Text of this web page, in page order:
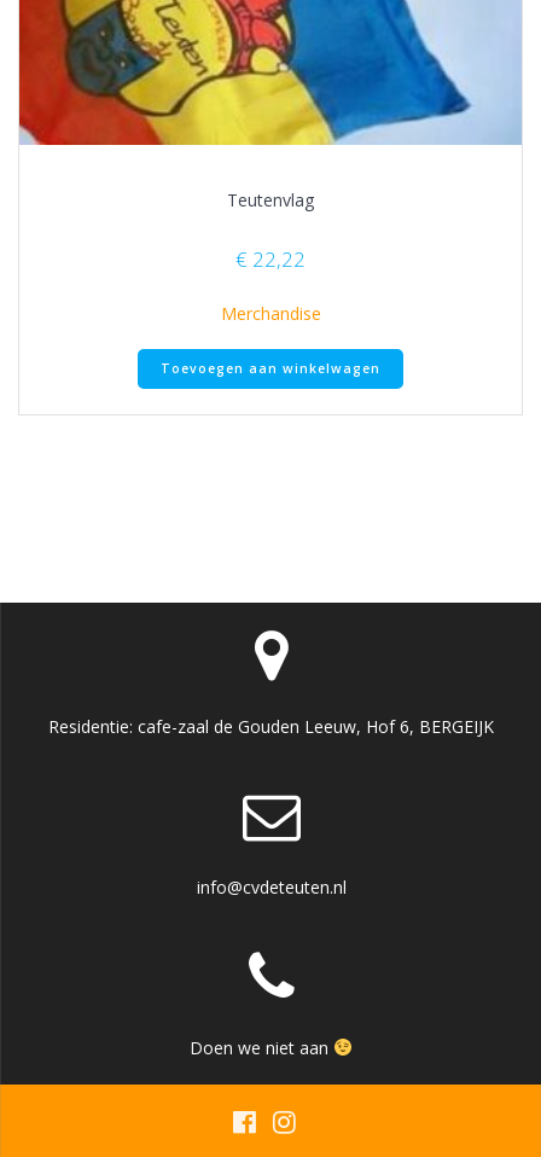
Teutenvlag
€ 22,22
Merchandise
Toevoegen aan winkelwagen
Residentie: cafe-zaal de Gouden Leeuw, Hof 6, BERGEIJK
info@cvdeteuten.nl
Doen we niet aan